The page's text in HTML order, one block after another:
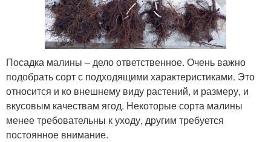
Посадка малины – дело ответственное. Очень важно
подобрать сорт с подходящими характеристиками. Это
относится и ко внешнему виду растений, и размеру, и
вкусовым качествам ягод. Некоторые сорта малины
менее требовательны к уходу, другим требуется
постоянное внимание.